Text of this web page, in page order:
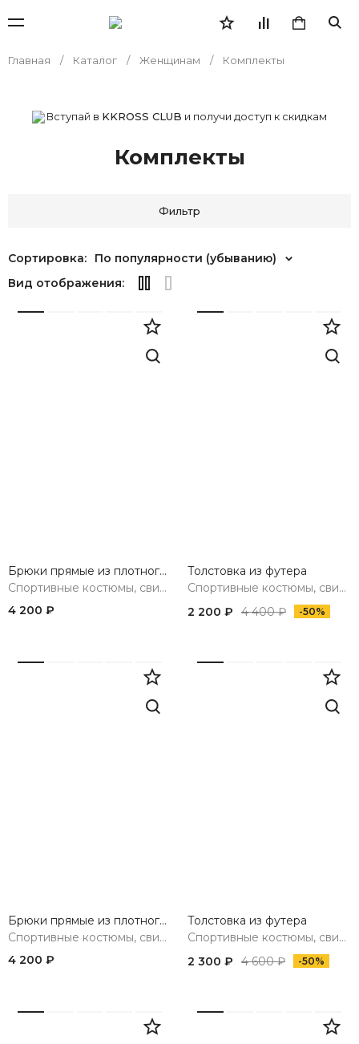
Главная Каталог Женщинам Комплекты
Вступай в KKROSS CLUB и получи доступ к скидкам
Комплекты
Фильтр
Сортировка:
По популярности (убыванию)
Вид отображения:
Брюки прямые из плотного трикотажа
Спортивные костюмы, свитшоты, худи, брюки
4 200 ₽
Толстовка из футера
Спортивные костюмы, свитшоты, худи, брюки
2 200 ₽
4 400 ₽ -50%
Брюки прямые из плотного трикотажа
Спортивные костюмы, свитшоты, худи, брюки
4 200 ₽
Толстовка из футера
Спортивные костюмы, свитшоты, худи, брюки
2 300 ₽
4 600 ₽ -50%